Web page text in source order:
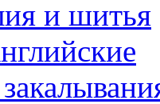
и шитья